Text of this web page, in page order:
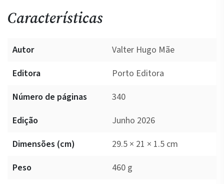
Características
Autor
Valter Hugo Mãe
Editora
Porto Editora
Número de páginas
340
Edição
Junho 2026
Dimensões (cm)
29.5 × 21 × 1.5 cm
Peso
460 g